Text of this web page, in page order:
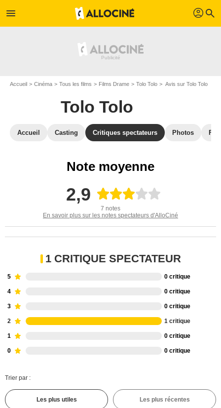
menu profil search
Accueil Cinéma Tous les films Films Drame Tolo Tolo Avis sur Tolo Tolo
Tolo Tolo
Accueil Casting Critiques spectateurs Photos
Note moyenne
2,9
7 notes
En savoir plus sur les notes spectateurs d'AlloCiné
1 CRITIQUE SPECTATEUR
5 0 critique
4 0 critique
3 0 critique
2 1 critique
1 0 critique
0 0 critique
Trier par :
Les plus utiles Les plus récentes